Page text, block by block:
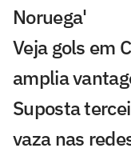
Noruega'
Veja gols em
amplia
Suposta
vaza nas